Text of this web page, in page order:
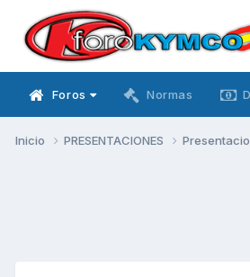
Foros Normas
Inicio PRESENTACIONES